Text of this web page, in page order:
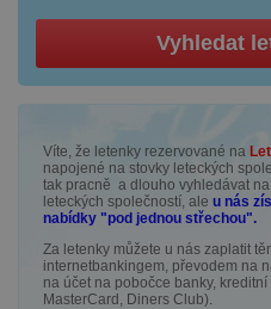
keyboard
shortcuts
changing
dates.
to
get
the
keyboard
shortcuts
Vyhledat
Víte, že letenky rezervované na
napojené na stovky leteckých
tak pracně a dlouho vyhledávat
leteckých společností, ale u nás
nabídky "pod jednou střechou".
Za letenky můžete u nás zaplatit
internetbankingem, převodem na
na účet na pobočce banky, kreditní
MasterCard, Diners Club).